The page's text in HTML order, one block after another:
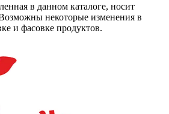
в данном каталоге, носит
некоторые изменения в
и фасовке продуктов.